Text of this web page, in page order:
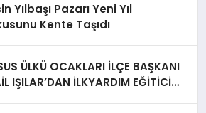
Yılbaşı Pazarı Yeni Yıl
Kente Taşıdı
ÜLKÜ OCAKLARI İLÇE BAŞKANI
IŞILAR’DAN İLKYARDIM EĞİTİCİ